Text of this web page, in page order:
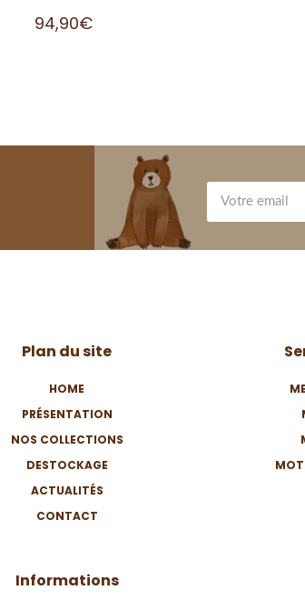
94,90€
Plan du site
HOME
PRÉSENTATION
NOS COLLECTIONS
DESTOCKAGE
ACTUALITÉS
CONTACT
Informations
MOT